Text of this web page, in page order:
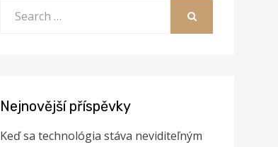
Nejnovější příspěvky
Keď sa technológia stáva neviditeľným